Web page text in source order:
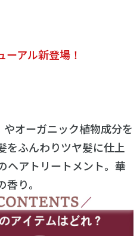
アル新登場！
やオーガニック植物成分を
をふんわりツヤ髪に仕上
ヘアトリートメント。華
り。